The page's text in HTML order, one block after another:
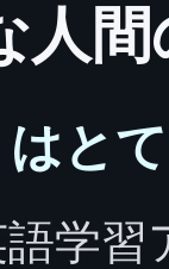
人
と
学